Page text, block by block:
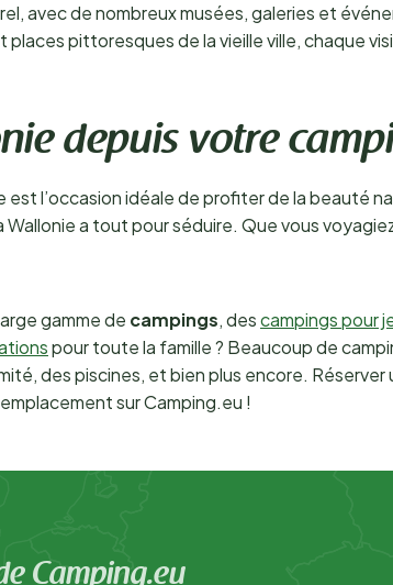
avec de nombreux musées, galeries et
places pittoresques de la vieille ville, chaque
depuis votre
est l’occasion idéale de profiter de la beauté
a tout pour séduire. Que vous
gamme de campings, descampings pour
pour toute la famille ? Beaucoup de
des piscines, et bien plus encore. Réserver
sur Camping.eu !
Camping.eu